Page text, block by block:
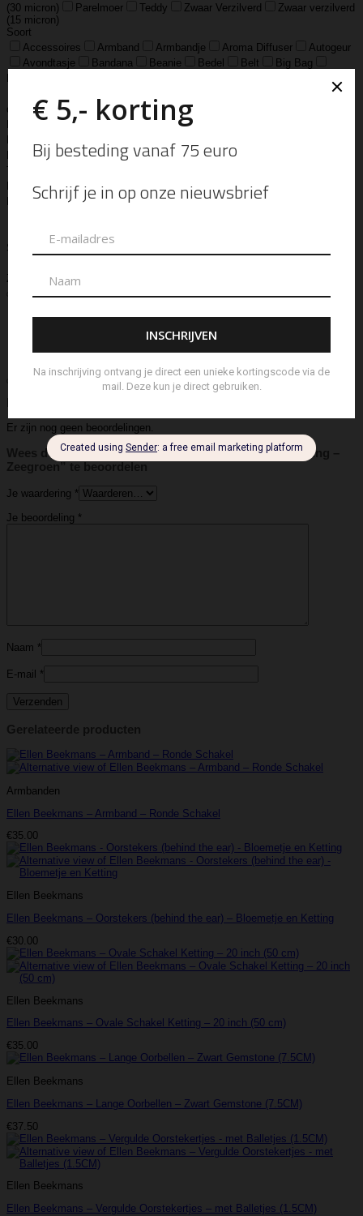
(30 micron) Parelmoer Teddy Zwaar Verzilverd
Zwaar verzilverd
(15 micron)
Soort
Accessoires
Armband Armbandje Aroma Diffuser
Autogeur
Avondtasje
Bandana Beanie Bedel Belt
Big Bag
Eau
de Parfum
Enkelbandje Enveloptas
Geurkaart
Hoedje
Home-Spray Kaars Ketting Laptop Tas
Tasje
Navulling Reed Diffuser
Portemonnee Pouch Bag
Diffuser
Riem Ring Rugtas Rugzak Sample Kit
Shopper
Sjaal
Stolp
Zeep
Zomerhoed
Merk Ellen Beekmans
Soort Ketting
Beoordelingen (0)
Beoordelingen
Er zijn nog geen beoordelingen.
Wees de eerste om “Ellen Beekmans – Gemstone Ketting –
Zeegroen” te beoordelen
Je waardering *
Je beoordeling *
Naam *
E-mail *
Gerelateerde producten
Armbanden
Ellen Beekmans – Armband – Ronde Schakel
€35.00
Ellen Beekmans
Ellen Beekmans – Oorstekers (behind the ear) – Bloemetje en Ketting
€30.00
Ellen Beekmans
Ellen Beekmans – Ovale Schakel Ketting – 20 inch (50 cm)
€35.00
Ellen Beekmans
Ellen Beekmans – Lange Oorbellen – Zwart Gemstone (7.5CM)
€37.50
Ellen Beekmans
Ellen Beekmans – Vergulde Oorstekertjes – met Balletjes (1.5CM)